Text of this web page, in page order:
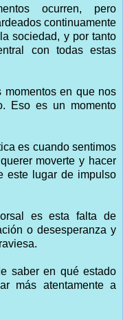
ocurren, pero
continuamente
sociedad, y por tanto
con todas estas
momentos en que nos
Eso es un momento
es cuando sentimos
moverte y hacer
este lugar de impulso
es esta falta de
o desesperanza y
saber en qué estado
más atentamente a